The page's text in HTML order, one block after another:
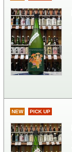
NEW PICK UP